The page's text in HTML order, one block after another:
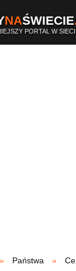
NAŚWIECIE
PORTAL W SIECI
Państwa